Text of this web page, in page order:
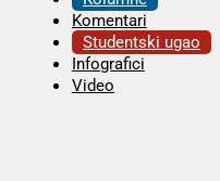
Komentari
Studentski ugao
Infografici
Video